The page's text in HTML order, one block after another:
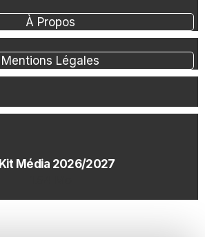
À Propos
Mentions Légales
Kit Média 2026/2027